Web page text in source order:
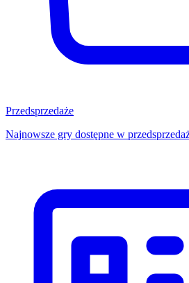
Przedsprzedaże
Najnowsze gry dostępne w